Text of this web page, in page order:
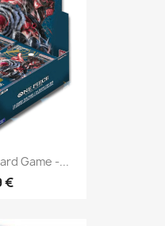
Game -...
€